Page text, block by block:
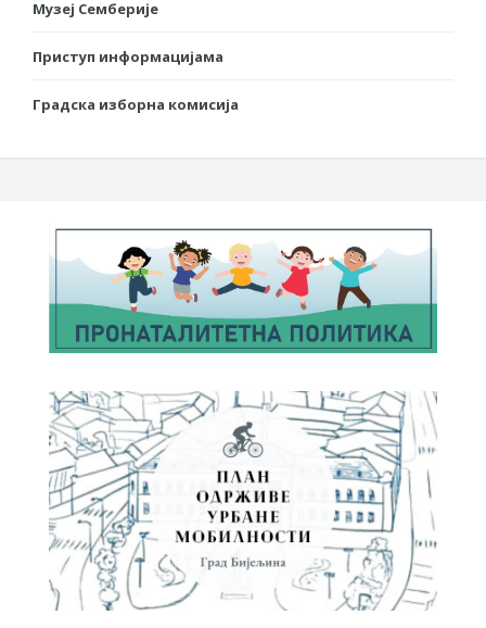
Музеј Семберије
Приступ информацијама
Градска изборна комисија